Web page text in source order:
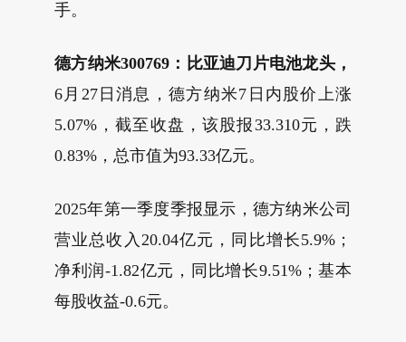
手。
德方纳米300769：比亚迪刀片电池龙头，
6月27日消息，德方纳米7日内股价上涨
5.07%，截至收盘，该股报33.310元，跌
0.83%，总市值为93.33亿元。
2025年第一季度季报显示，德方纳米公司
营业总收入20.04亿元，同比增长5.9%；
净利润-1.82亿元，同比增长9.51%；基本
每股收益-0.6元。